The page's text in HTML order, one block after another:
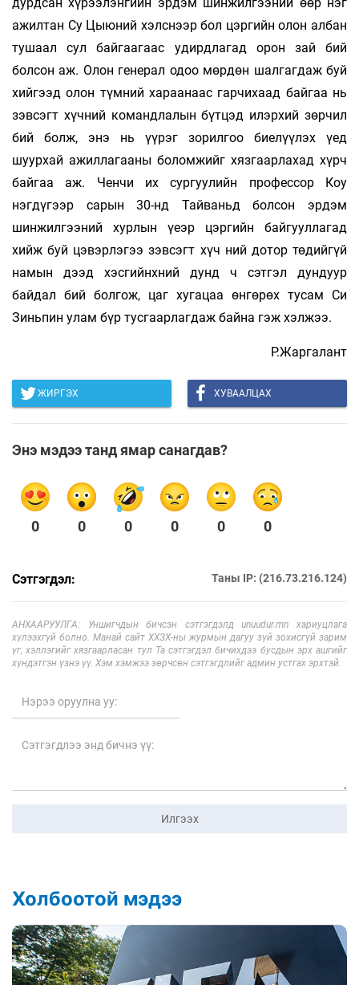
ажилтан Су Цыюний хэлснээр бол цэргийн олон албан
тушаал сул байгаагаас удирдлагад орон зай бий
болсон аж. Олон генерал одоо мөрдөн шалгагдаж буй
хийгээд олон түмний хараанаас гарчихаад байгаа нь
зэвсэгт хүчний командлалын бүтцэд илэрхий зөрчил
бий болж, энэ нь үүрэг зорилгоо биелүүлэх үед
шуурхай ажиллагааны боломжийг хязгаарлахад хүрч
байгаа аж. Ченчи их сургуулийн профессор Коу
нэгдүгээр сарын 30-нд Тайваньд болсон эрдэм
шинжилгээний хурлын үеэр цэргийн байгууллагад
хийж буй цэвэрлэгээ зэвсэгт хүч­ ний дотор төдийгүй
намын дээд хэсгийнхний дунд ч сэтгэл дундуур
байдал бий болгож, цаг хугацаа өнгөрөх тусам Си
Зиньпин улам бүр тусгаарлагдаж байна гэж хэлжээ.
Р.Жаргалант
ЖИРГЭХ ХУВААЛЦАХ
Энэ мэдээ танд ямар санагдав?
0 0 0 0 0 0
Сэтгэгдэл: Таны IP: (216.73.216.124)
АНХААРУУЛГА: Уншигчдын бичсэн сэтгэгдэлд unuudur.mn хариуцлага
хүлээхгүй болно. Манай сайт ХХЗХ-ны журмын дагуу зүй зохисгүй зарим
үг, хэллэгийг хязгаарласан тул Та сэтгэгдэл бичихдээ бусдын эрх ашгийг
хүндэтгэн үзнэ үү. Хэм хэмжээ зөрчсөн сэтгэгдлийг админ устгах эрхтэй.
Илгээх
Холбоотой мэдээ